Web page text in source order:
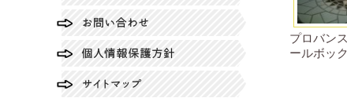
プロバン
ールボッ